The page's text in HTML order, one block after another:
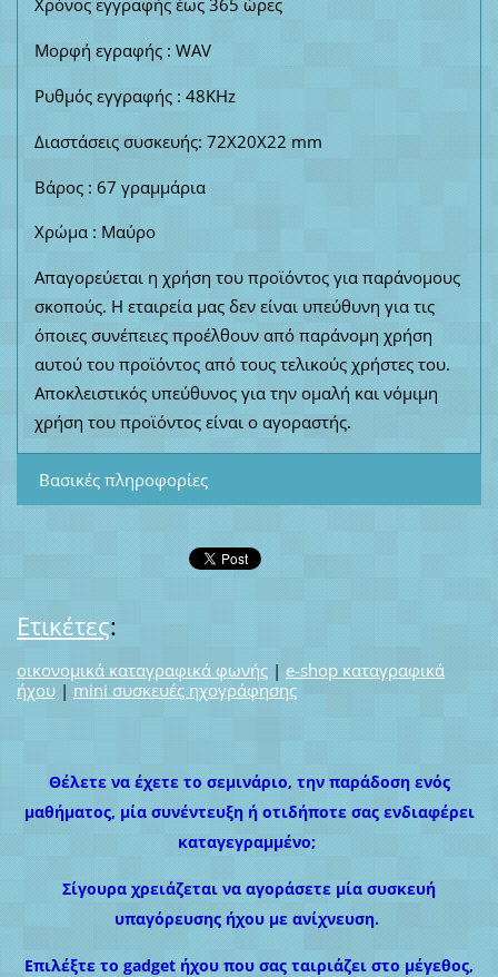
Μορφή εγραφής : WAV
Ρυθμός εγγραφής : 48KHz
Διαστάσεις συσκευής: 72Χ20Χ22 mm
Βάρος : 67 γραμμάρια
Χρώμα : Μαύρο
Απαγορεύεται η χρήση του προϊόντος για παράνομους
σκοπούς. Η εταιρεία μας δεν είναι υπεύθυνη για τις
όποιες συνέπειες προέλθουν από παράνομη χρήση
αυτού του προϊόντος από τους τελικούς χρήστες του.
Αποκλειστικός υπεύθυνος για την ομαλή και νόμιμη
χρήση του προϊόντος είναι ο αγοραστής.
Βασικές πληροφορίες
Ετικέτες:
οικονομικά καταγραφικά φωνής | e-shop καταγραφικά
ήχου | mini συσκευές ηχογράφησης
Θέλετε να έχετε το σεμινάριο, την παράδοση ενός
μαθήματος, μία συνέντευξη ή οτιδήποτε σας ενδιαφέρει
καταγεγραμμένο;
Σίγουρα χρειάζεται να αγοράσετε μία συσκευή
υπαγόρευσης ήχου με ανίχνευση.
Επιλέξτε το gadget ήχου που σας ταιριάζει στο μέγεθος,